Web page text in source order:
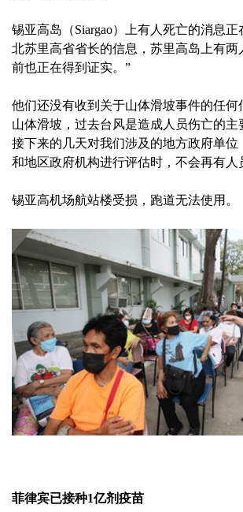
锡亚高岛（Siargao）上有人死亡的消息
北苏里高省省长的信息，苏里高岛上有两
前也正在得到证实。”
他们还没有收到关于山体滑坡事件的任何
山体滑坡，过去台风是造成人员伤亡的主
接下来的几天对我们涉及的地方政府单位
和地区政府机构进行评估时，不会再有人
锡亚高机场航站楼受损，跑道无法使用。
菲律宾已接种1亿剂疫苗